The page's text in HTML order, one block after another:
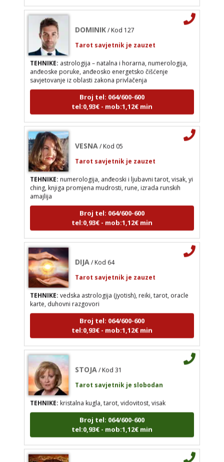
energetsko čišćenje savjetovanje iz oblasti zakona
privlačenja
tel:0,93€ - mob:1,12€ min
VESNA / Kod 05
Tarot savjetnik je zauzet
TEHNIKE:numerologija, anđeoski i ljubavni tarot,
visak, yi ching, knjiga promjena mudrosti, rune,
izrada runskih amajlija
Broj tel: 064/600-600
DIJA
/ Kod 64
TEHNIKE:vedska astrologija (jyotish), reiki, tarot,
oracle karte, duhovni razgovori
Broj tel: 064/600-600
STOJA/ Kod 31
Tarot savjetnik je slobodan
TEHNIKE:kristalna kugla, tarot, vidovitost, visak
Broj tel: 064/600-600
AZRA
DOMINIK
Tarot savjetnik je zauzet
TEHNIKE:
astrologija – natalna i horarna, numerologija,
anđeoske poruke, anđeosko energetsko čišćenje
savjetovanje iz oblasti zakona privlačenja
Broj tel: 064/600-600
tel:0,93€ - mob:1,12€ min
VESNA
Tarot savjetnik je zauzet
TEHNIKE:numerologija, anđeoski i ljubavni tarot, visak, yi
ching, knjiga promjena mudrosti, rune, izrada runskih
amajlija
tel:0,93€ - mob:1,12€ min
DIJA
Tarot savjetnik je zauzet
TEHNIKE:vedska astrologija (jyotish), reiki, tarot, oracle
karte, duhovni razgovori
Broj tel: 064/600-600
tel:0,93€ - mob:1,12€ min
STOJA
Tarot savjetnik je slobodan
TEHNIKE:kristalna kugla, tarot, vidovitost, visak
Broj tel: 064/600-600
tel:0,93€ - mob:1,12€ min
AZRA